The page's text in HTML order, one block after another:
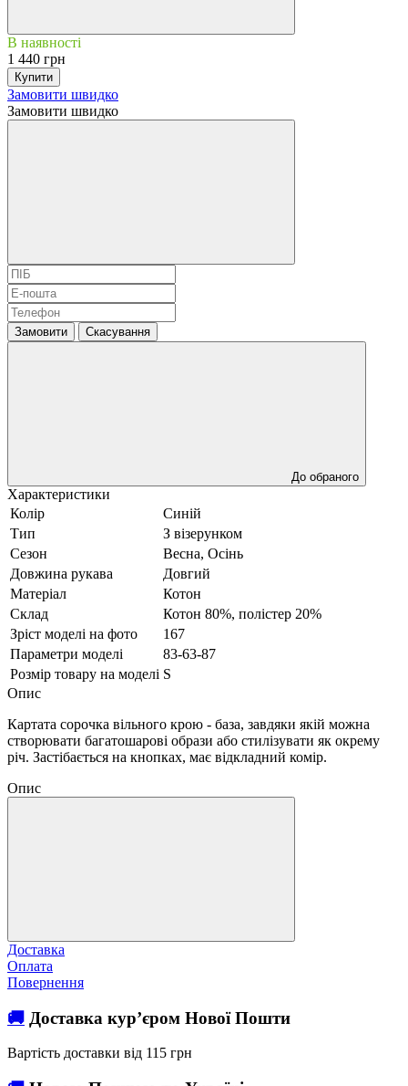
В наявності
1 440 грн
Купити
Замовити швидко
Замовити швидко
Замовити Скасування
До обраного
Характеристики
Колір
Синій
Тип
З візерунком
Сезон
Весна, Осінь
Довжина рукава
Довгий
Матеріал
Котон
Склад
Котон 80%, полістер 20%
Зріст моделі на фото
167
Параметри моделі
83-63-87
Розмір товару на моделі S
Опис
Картата сорочка вільного крою - база, завдяки якій можна
створювати багатошарові образи або стилізувати як окрему
річ. Застібається на кнопках, має відкладний комір.
Опис
Доставка
Оплата
Повернення
🚚 Доставка кур’єром Нової Пошти
Вартість доставки від 115 грн